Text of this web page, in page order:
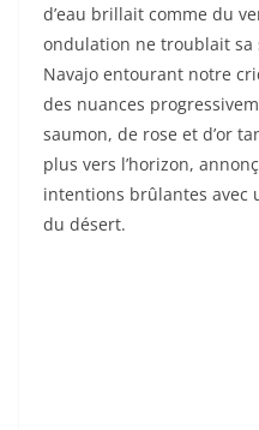
d’eau brillait comme du
ondulation ne troublait sa
Navajo entourant notre
des nuances
saumon, de rose et d’or
plus vers l’horizon,
intentions brûlantes avec
du désert.